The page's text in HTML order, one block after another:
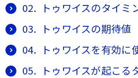
02. トゥワイスのタイミ
03. トゥワイスの期待値
04. トゥワイスを有効に
05. トゥワイスが起こる